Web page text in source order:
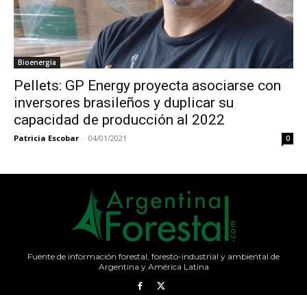
Bioenergía
Pellets: GP Energy proyecta asociarse con
inversores brasileños y duplicar su
capacidad de producción al 2022
Patricia Escobar - 04/01/2021 0
Fuente de información forestal, foresto-industrial y ambiental de
Argentina y América Latina